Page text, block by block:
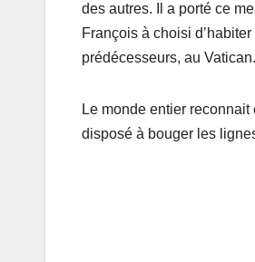
des autres. Il a porté ce
François à choisi
prédécesseurs, au
Le monde entier
disposé à bouger les